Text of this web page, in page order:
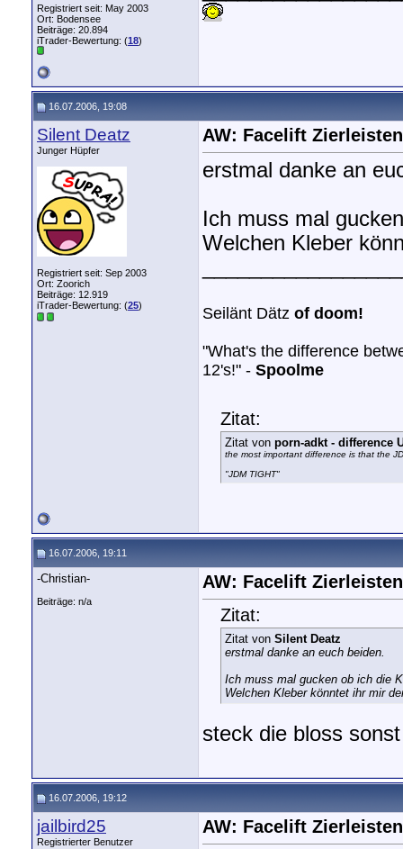
Registriert seit: May 2003
Ort: Bodensee
Beiträge: 20.894
iTrader-Bewertung: (18)
16.07.2006, 19:08
Silent Deatz
Junger Hüpfer
Registriert seit: Sep 2003
Ort: Zoorich
Beiträge: 12.919
iTrader-Bewertung: (25)
AW: Facelift
erstmal danke an
Ich muss mal
Welchen Kleber
Seilänt Dätz of doom!
"What's the difference
12's!" - Spoolme
Zitat:
Zitat von porn-adkt - difference
the most important difference is that the
"JDM TIGHT"
16.07.2006, 19:11
-Christian-
Beiträge: n/a
AW: Facelift
Zitat:
Zitat von Silent Deatz
erstmal danke an euch beiden.
Ich muss mal gucken ob ich die
Welchen Kleber könntet ihr mir
steck die bloss
16.07.2006, 19:12
jailbird25
Registrierter Benutzer
AW: Facelift